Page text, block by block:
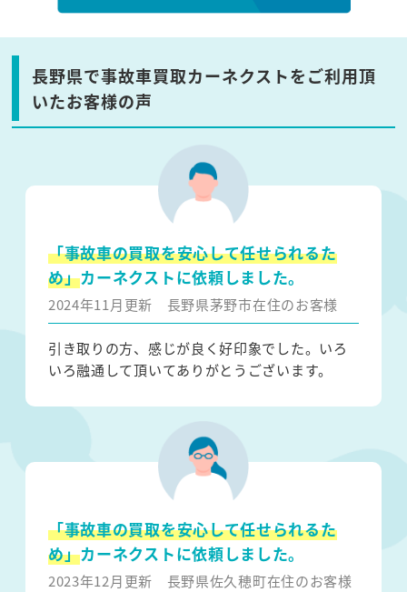
長野県で事故車買取カーネクストをご利用頂
いたお客様の声
「事故車の買取を安心して任せられるた
め」カーネクストに依頼しました。
2024年11月更新 長野県茅野市在住のお客様
引き取りの方、感じが良く好印象でした。いろ
いろ融通して頂いてありがとうございます。
「事故車の買取を安心して任せられるた
め」カーネクストに依頼しました。
2023年12月更新 長野県佐久穂町在住のお客様